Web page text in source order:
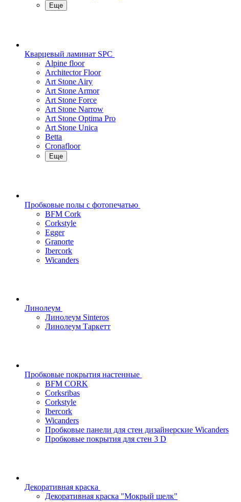
Еще
Кварцевый ламинат SPC
Alpine floor
Architector Floor
Art Stone Airy
Art Stone Armor
Art Stone Force
Art Stone Narrow
Art Stone Optima Pro
Art Stone Unica
Betta
Cronafloor
Еще
Пробковые полы с фотопечатью
BFM Cork
Corkstyle
Egger
Granorte
Ibercork
Wicanders
Линолеум
Линолеум Sinteros
Линолеум Таркетт
Пробковые покрытия настенные
BFM CORK
Corksribas
Corkstyle
Ibercork
Wicanders
Пробковые панели для стен дизайнерские Wicanders
Пробковые покрытия для стен 3 D
Декоративная краска
Декоративная краска "Мокрый шелк"